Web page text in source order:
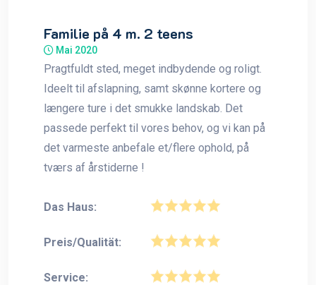
Familie på 4 m. 2 teens
Mai 2020
Pragtfuldt sted, meget indbydende og roligt.
Ideelt til afslapning, samt skønne kortere og
længere ture i det smukke landskab. Det
passede perfekt til vores behov, og vi kan på
det varmeste anbefale et/flere ophold, på
tværs af årstiderne !
Das Haus:
Preis/Qualität:
Service: